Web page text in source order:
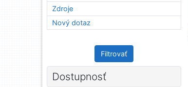
Zdroje
Nový dotaz
Filtrovať
Dostupnosť